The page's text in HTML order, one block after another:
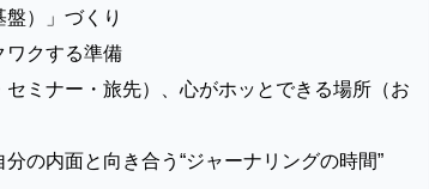
）」づくり
ワクする準備
ミナー・旅先）、心がホッとできる場所（お
の内面と向き合う“ジャーナリングの時間”